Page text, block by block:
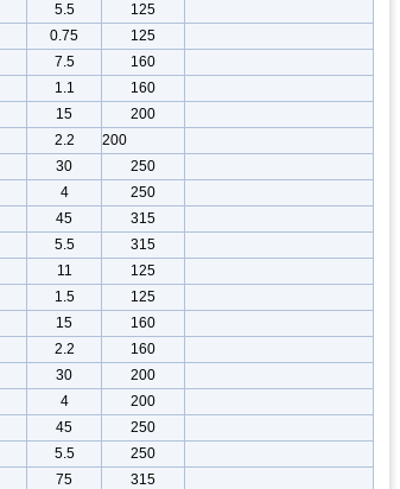
5.5
125
0.75
125
7.5
160
1.1
160
15
200
2.2
200
30
250
4
250
45
315
5.5
315
11
125
1.5
125
15
160
2.2
160
30
200
4
200
45
250
5.5
250
75
315